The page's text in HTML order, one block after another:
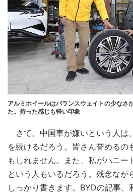
アルミホイールはバランスウェイトの少なさ
た。持った感じも軽い印象
さて。中国車が嫌いという人は
を続けるだろう。皆さん誉めるの
もしれません。また、私がハニー
という人もいるだろう。残念なが
しっかり書きます。BYDの記事、